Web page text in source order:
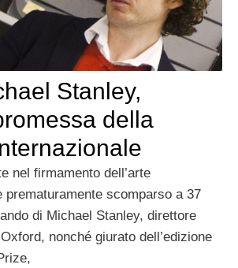
Stanley,
della
nel firmamento dell’arte
prematuramente scomparso a 37
di Michael Stanley, direttore
nonché giurato dell’edizione